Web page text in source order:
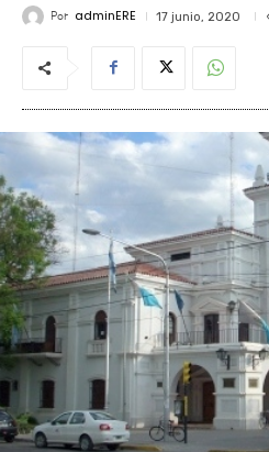
Por adminERE 17 junio, 2020